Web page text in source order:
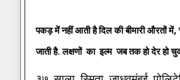
पकड़ में नहीं आती है दिल की बीमारी औरतों
जाती है. लक्षणों का इल्म जब तक हो देर हो